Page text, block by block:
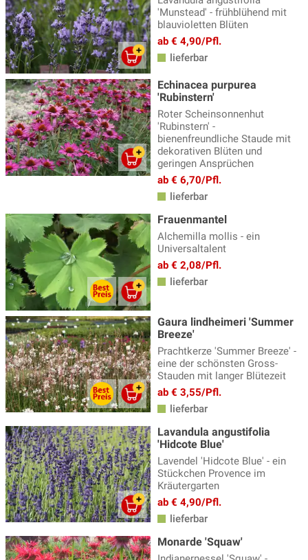
'Munstead' - frühblühend mit
blauvioletten Blüten
ab € 4,90/Pfl.
lieferbar
Echinacea purpurea
'Rubinstern'
Roter Scheinsonnenhut
'Rubinstern' -
bienenfreundliche Staude mit
dekorativen Blüten und
geringen Ansprüchen
ab € 6,70/Pfl.
lieferbar
Frauenmantel
Alchemilla mollis - ein
Universaltalent
ab € 2,08/Pfl.
lieferbar
Gaura lindheimeri 'Summer
Breeze'
Prachtkerze 'Summer Breeze' -
eine der schönsten Gross-
Stauden mit langer Blütezeit
ab € 3,55/Pfl.
lieferbar
Lavandula angustifolia
'Hidcote Blue'
Lavendel 'Hidcote Blue' - ein
Stückchen Provence im
Kräutergarten
ab € 4,90/Pfl.
lieferbar
Monarde 'Squaw'